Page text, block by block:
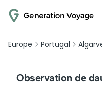
Europe Portugal
Observation de